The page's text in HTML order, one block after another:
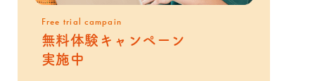
Free trial campain
無料体験キャンペーン
実施中